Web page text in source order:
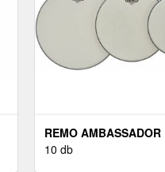
REMO AMBASSADOR
COATED 10" DOBBŐR
10 db